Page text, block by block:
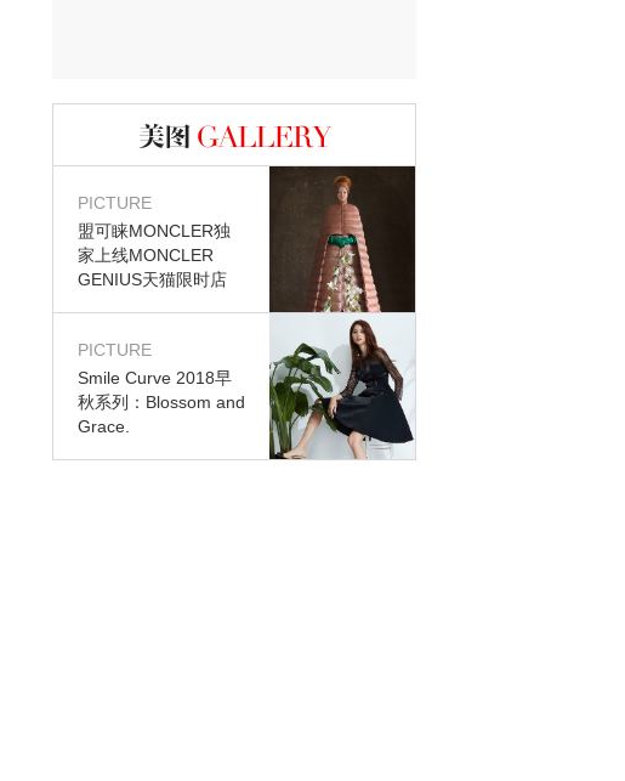
图库
PICTURE
盟可睐MONCLER独
家上线MONCLER
GENIUS天猫限时店
PICTURE
Smile Curve 2018早
秋系列：Blossom and
Grace.